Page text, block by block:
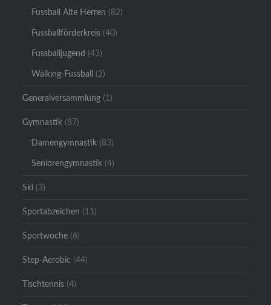
Fussball Alte Herren (82)
Fussballförderkreis (40)
Fussballjugend (43)
Walking-Fussball (2)
Generalversammlung (1)
Gymnastik (87)
Damengymnastik (83)
Seniorengymnastik (4)
Ski (3)
Sportabzeichen (11)
Sportwoche (6)
Step-Aerobic (44)
Tischtennis (4)